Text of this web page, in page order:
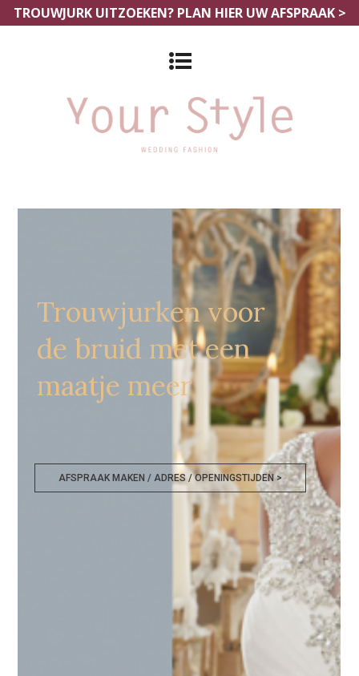
TROUWJURK UITZOEKEN? PLAN HIER UW AFSPRAAK >
Grote Maten Trouwjurken Tienen
Trouwjurken voor
de bruid met een
maatje meer
AFSPRAAK MAKEN / ADRES / OPENINGSTIJDEN >